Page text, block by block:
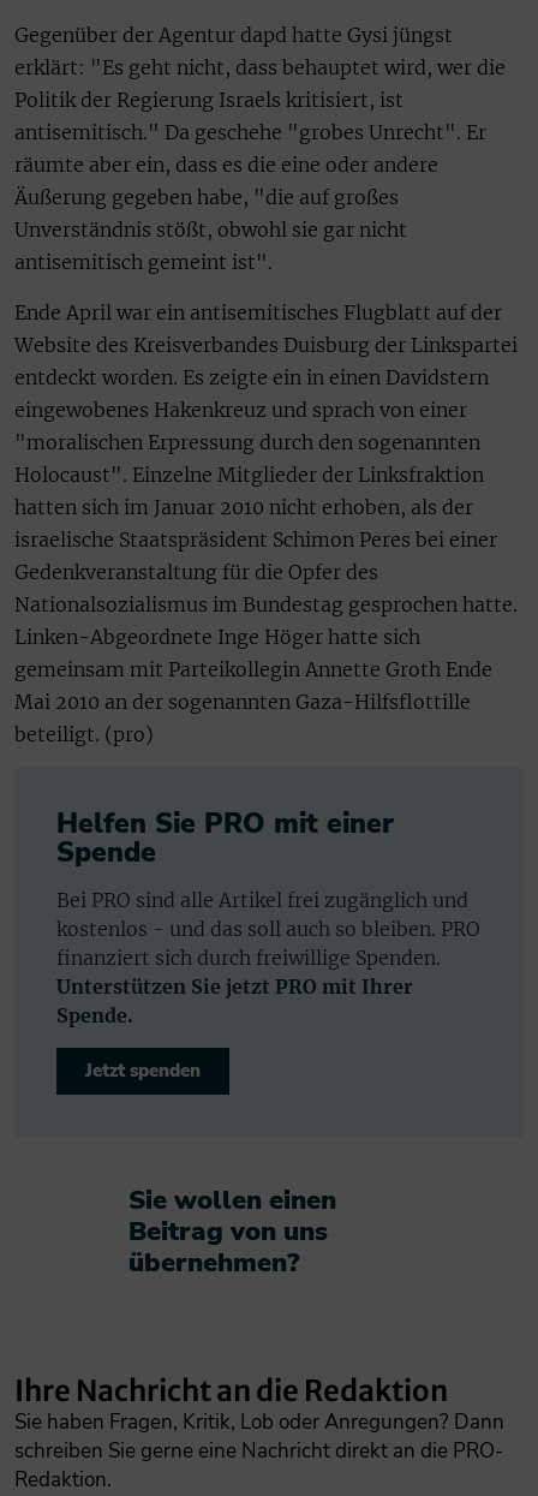
Gegenüber der Agentur dapd hatte Gysi jüngst
erklärt: "Es geht nicht, dass behauptet wird, wer die
Politik der Regierung Israels kritisiert, ist
antisemitisch." Da geschehe "grobes Unrecht". Er
räumte aber ein, dass es die eine oder andere
Äußerung gegeben habe, "die auf großes
Unverständnis stößt, obwohl sie gar nicht
antisemitisch gemeint ist".
Ende April war ein antisemitisches Flugblatt auf der
Website des Kreisverbandes Duisburg der Linkspartei
entdeckt worden. Es zeigte ein in einen Davidstern
eingewobenes Hakenkreuz und sprach von einer
"moralischen Erpressung durch den sogenannten
Holocaust". Einzelne Mitglieder der Linksfraktion
hatten sich im Januar 2010 nicht erhoben, als der
israelische Staatspräsident Schimon Peres bei einer
Gedenkveranstaltung für die Opfer des
Nationalsozialismus im Bundestag gesprochen hatte.
Linken-Abgeordnete Inge Höger hatte sich
gemeinsam mit Parteikollegin Annette Groth Ende
Mai 2010 an der sogenannten Gaza-Hilfsflottille
beteiligt. (pro)
Helfen Sie PRO mit einer
Spende
Bei PRO sind alle Artikel frei zugänglich und
kostenlos - und das soll auch so bleiben. PRO
finanziert sich durch freiwillige Spenden.
Unterstützen Sie jetzt PRO mit Ihrer
Spende.
Jetzt spenden
Sie wollen einen
Beitrag von uns
übernehmen?​
Ihre Nachricht an die Redaktion
Sie haben Fragen, Kritik, Lob oder Anregungen? Dann
schreiben Sie gerne eine Nachricht direkt an die PRO-
Redaktion.